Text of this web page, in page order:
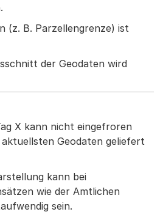
(z. B. Parzellengrenze) ist
der Geodaten wird
X kann nicht eingefroren
Geodaten geliefert
kann bei
wie der Amtlichen
sein.